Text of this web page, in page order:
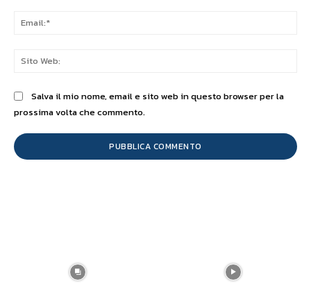
Salva il mio nome, email e sito web in questo browser per la
prossima volta che commento.